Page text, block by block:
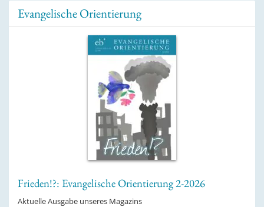
Evangelische Orientierung
Frieden!?: Evangelische Orientierung 2-2026
Aktuelle Ausgabe unseres Magazins